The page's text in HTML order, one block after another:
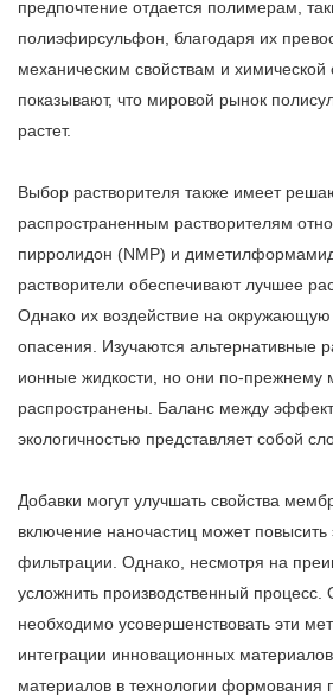
предпочтение отдается полимерам,
полиэфирсульфон, благодаря их
механическим свойствам и химической
показывают, что мировой рынок
растет.
Выбор растворителя также имеет
распространенным растворителям
пирролидон (NMP) и
растворители обеспечивают лучшее
Однако их воздействие на
опасения. Изучаются альтернативные
ионные жидкости, но они по-прежнему
распространены. Баланс между
экологичностью представляет собой
Добавки могут улучшать свойства
включение наночастиц может
фильтрации. Однако, несмотря на
усложнить производственный
необходимо усовершенствовать эти
интеграции инновационных
материалов в технологии формования